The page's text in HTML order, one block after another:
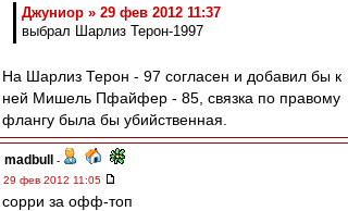
Джуниор » 29 фев 2012 11:37
выбрал Шарлиз Терон-1997
На Шарлиз Терон - 97 согласен и добавил бы к
ней Мишель Пфайфер - 85, связка по правому
флангу была бы убийственная.
madbull
-
29 фев 2012 11:05
сорри за офф-топ